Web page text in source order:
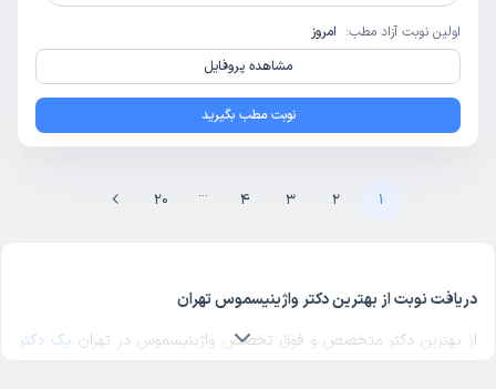
اولین نوبت آزاد مطب: امروز
مشاهده پروفایل
نوبت مطب بگیرید
1
2
3
4
...
20
دریافت نوبت از بهترین دکتر واژینیسموس تهران
از بهترین دکتر متخصص و فوق تخصص واژینیسموس در تهران یک دکتر